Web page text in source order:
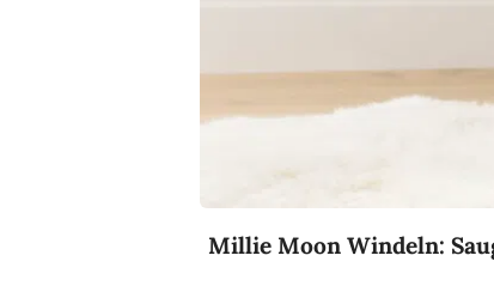
Millie Moon Windeln: